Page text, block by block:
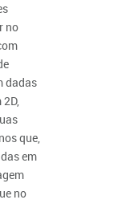
no
dadas
que,
em
no